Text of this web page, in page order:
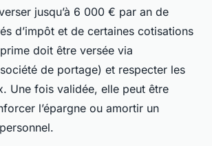
jusqu’à 6 000 € par an de
d’impôt et de certaines cotisations
doit être versée via
de portage) et respecter les
Une fois validée, elle peut être
l’épargne ou amortir un